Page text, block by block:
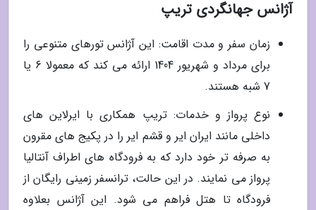
آژانس جهانگردی تریپ
زمان سفر و مدت اقامت: این آژانس تورهای متنوعی را
برای مرداد و شهریور 1404 ارائه می کند که معمولا 6 یا
7 شبه هستند.
نوع پرواز و خدمات: تریپ همکاری با ایرلاین های
داخلی مانند ایران ایر و قشم ایر را در پکیج های مقرون
به صرفه تر خود دارد که به فرودگاه های اطراف آنتالیا
پرواز می نمایند. در این حالت، ترانسفر زمینی رایگان از
فرودگاه تا هتل فراهم می شود. این آژانس بعلاوه